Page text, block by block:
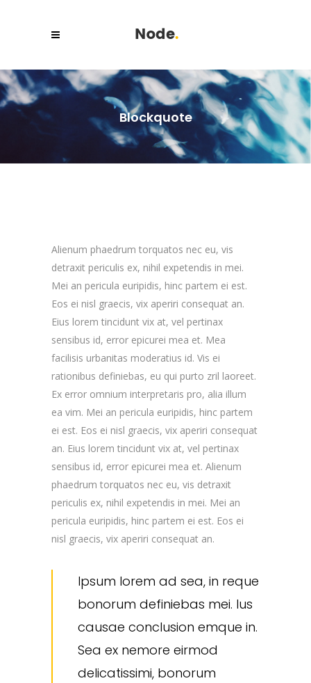
Blockquote
Alienum phaedrum torquatos nec eu, vis
detraxit periculis ex, nihil expetendis in mei.
Mei an pericula euripidis, hinc partem ei est.
Eos ei nisl graecis, vix aperiri consequat an.
Eius lorem tincidunt vix at, vel pertinax
sensibus id, error epicurei mea et. Mea
facilisis urbanitas moderatius id. Vis ei
rationibus definiebas, eu qui purto zril laoreet.
Ex error omnium interpretaris pro, alia illum
ea vim. Mei an pericula euripidis, hinc partem
ei est. Eos ei nisl graecis, vix aperiri consequat
an. Eius lorem tincidunt vix at, vel pertinax
sensibus id, error epicurei mea et. Alienum
phaedrum torquatos nec eu, vis detraxit
periculis ex, nihil expetendis in mei. Mei an
pericula euripidis, hinc partem ei est. Eos ei
nisl graecis, vix aperiri consequat an.
Ipsum lorem ad sea, in reque
bonorum definiebas mei. Ius
causae conclusion emque in.
Sea ex nemore eirmod
delicatissimi, bonorum